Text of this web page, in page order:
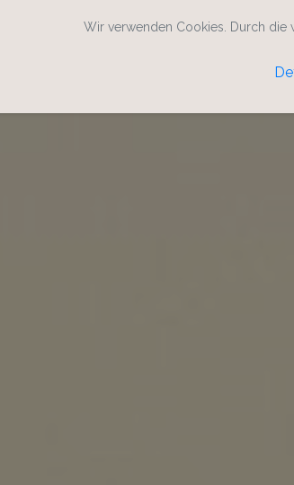
Wir verwenden Cookies. Durch die